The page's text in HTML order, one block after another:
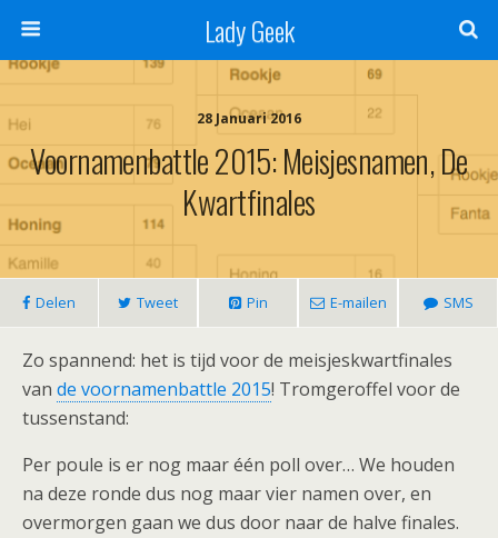
Lady Geek
28 Januari 2016
Voornamenbattle 2015: Meisjesnamen, De
Kwartfinales
Delen Tweet Pin E-mailen SMS
Zo spannend: het is tijd voor de meisjeskwartfinales
van de voornamenbattle 2015! Tromgeroffel voor de
tussenstand:
Per poule is er nog maar één poll over… We houden
na deze ronde dus nog maar vier namen over, en
overmorgen gaan we dus door naar de halve finales.